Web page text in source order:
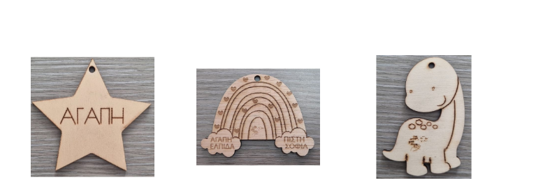
ΠΡΟΣΘΗΚΗ ΣΤΟ
ΚΑΛΑΘΙ
/
ΛΕΠΤΟΜΕΡΕΙΕΣ
ΠΡΟΣΘΗΚΗ ΣΤΟ
ΚΑΛΑΘΙ
/
ΛΕΠΤΟΜΕΡΕΙΕΣ